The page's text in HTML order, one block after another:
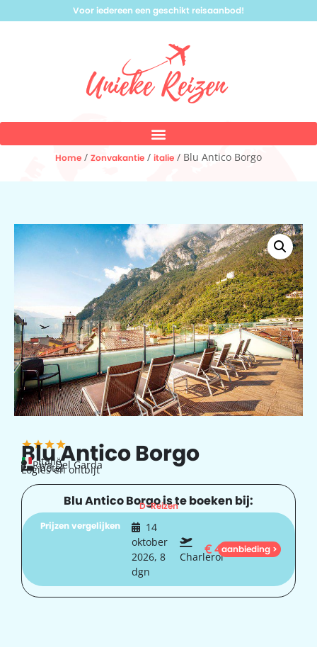
Voor iedereen een geschikt reisaanbod!
Home / Zonvakantie / italie / Blu Antico Borgo
Blu Antico Borgo
Italië
Riva Del Garda
hotel
Logies en ontbijt
Blu Antico Borgo is te boeken bij:
D-Reizen
Prijzen vergelijken
14
oktober
2026, 8
dgn
Charleroi
€479
aanbieding >